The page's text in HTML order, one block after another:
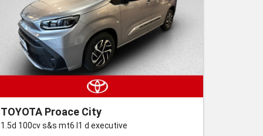
TOYOTA Proace City
1.5d 100cv s&s mt6 l1 d executive